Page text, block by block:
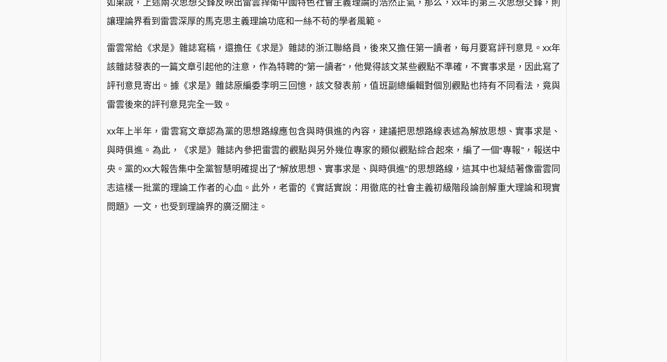
如果說，上述兩次思想交鋒反映出雷雲捍衛中國特色社會主義理論的浩然正氣，那么，xx年的第三次思想交鋒，則
讓理論界看到雷雲深厚的馬克思主義理論功底和一絲不苟的學者風範。
雷雲常給《求是》雜誌寫稿，還擔任《求是》雜誌的浙江聯絡員，後來又擔任第一讀者，每月要寫評刊意見。xx年
該雜誌發表的一篇文章引起他的注意，作為特聘的“第一讀者”，他覺得該文某些觀點不準確，不實事求是，因此寫了
評刊意見寄出。據《求是》雜誌原編委李明三回憶，該文發表前，值班副總編輯對個別觀點也持有不同看法，竟與
雷雲後來的評刊意見完全一致。
xx年上半年，雷雲寫文章認為黨的思想路線應包含與時俱進的內容，建議把思想路線表述為解放思想、實事求是、
與時俱進。為此，《求是》雜誌內參把雷雲的觀點與另外幾位專家的類似觀點綜合起來，編了一個“專報”，報送中
央。黨的xx大報告集中全黨智慧明確提出了“解放思想、實事求是、與時俱進”的思想路線，這其中也凝結著像雷雲同
志這樣一批黨的理論工作者的心血。此外，老雷的《實話實說：用徹底的社會主義初級階段論剖解重大理論和現實
問題》一文，也受到理論界的廣泛關注。